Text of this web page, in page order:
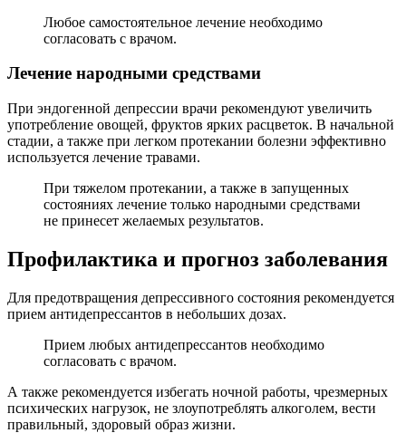
Любое самостоятельное лечение необходимо
согласовать с врачом.
Лечение народными средствами
При эндогенной депрессии врачи рекомендуют увеличить
употребление овощей, фруктов ярких расцветок. В начальной
стадии, а также при легком протекании болезни эффективно
используется лечение травами.
При тяжелом протекании, а также в запущенных
состояниях лечение только народными средствами
не принесет желаемых результатов.
Профилактика и прогноз заболевания
Для предотвращения депрессивного состояния рекомендуется
прием антидепрессантов в небольших дозах.
Прием любых антидепрессантов необходимо
согласовать с врачом.
А также рекомендуется избегать ночной работы, чрезмерных
психических нагрузок, не злоупотреблять алкоголем, вести
правильный, здоровый образ жизни.